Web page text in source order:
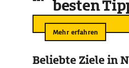
besten
Mehr erfahren
Beliebte Ziele in